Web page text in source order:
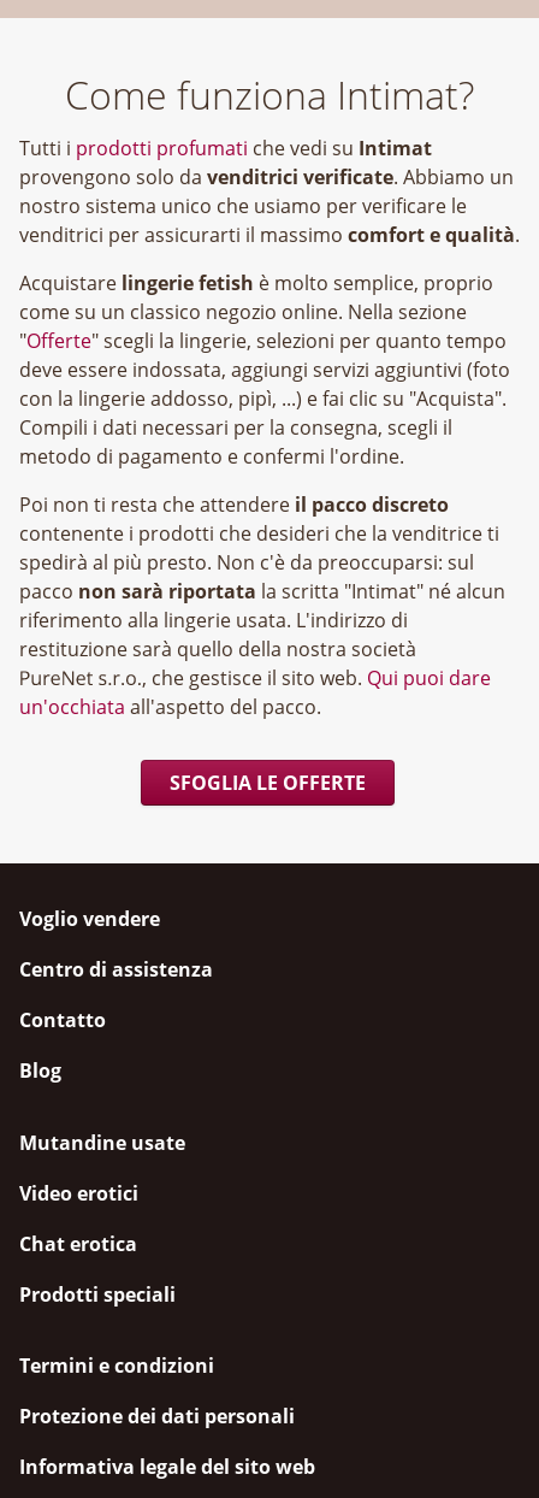
Come funziona Intimat?
Tutti i prodotti profumati che vedi su Intimat
provengono solo da venditrici verificate. Abbiamo un
nostro sistema unico che usiamo per verificare le
venditrici per assicurarti il massimo comfort e qualità.
Acquistare lingerie fetish è molto semplice, proprio
come su un classico negozio online. Nella sezione
"Offerte" scegli la lingerie, selezioni per quanto tempo
deve essere indossata, aggiungi servizi aggiuntivi (foto
con la lingerie addosso, pipì, ...) e fai clic su "Acquista".
Compili i dati necessari per la consegna, scegli il
metodo di pagamento e confermi l'ordine.
Poi non ti resta che attendere il pacco discreto
contenente i prodotti che desideri che la venditrice ti
spedirà al più presto. Non c'è da preoccuparsi: sul
pacco non sarà riportata la scritta "Intimat" né alcun
riferimento alla lingerie usata. L'indirizzo di
restituzione sarà quello della nostra società
, che gestisce il sito web. Qui puoi dare
un'occhiata all'aspetto del pacco.
SFOGLIA LE OFFERTE
Voglio vendere
Centro di assistenza
Contatto
Blog
Mutandine usate
Video erotici
Chat erotica
Prodotti speciali
Termini e condizioni
Protezione dei dati personali
Informativa legale del sito web